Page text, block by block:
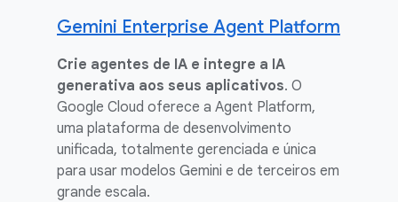
Gemini Enterprise Agent Platform
Crie agentes de IA e integre a IA
generativa aos seus aplicativos. O
Google Cloud oferece a Agent Platform,
uma plataforma de desenvolvimento
unificada, totalmente gerenciada e única
para usar modelos Gemini e de terceiros em
grande escala.